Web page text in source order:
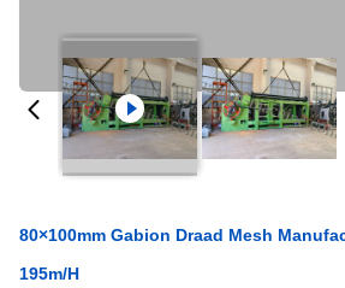
80×100mm Gabion Draad Mesh
195m/H